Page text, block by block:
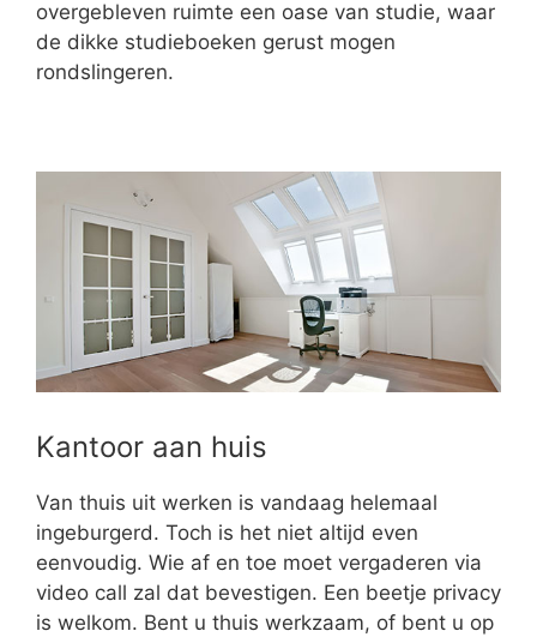
overgebleven ruimte een oase van studie, waar
de dikke studieboeken gerust mogen
rondslingeren.
Kantoor aan huis
Van thuis uit werken is vandaag helemaal
ingeburgerd. Toch is het niet altijd even
eenvoudig. Wie af en toe moet vergaderen via
video call zal dat bevestigen. Een beetje privacy
is welkom. Bent u thuis werkzaam, of bent u op